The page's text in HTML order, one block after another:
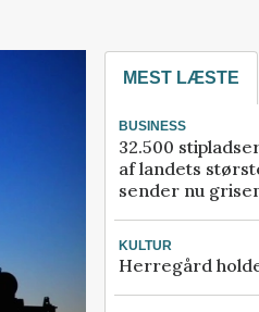
MEST LÆSTE
BUSINESS
32.500
af landets
sender nu
KULTUR
Herregård